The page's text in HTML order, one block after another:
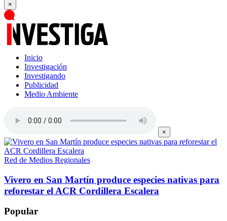
×
Inicio
Investigación
Investigando
Publicidad
Medio Ambiente
×
Red de Medios Regionales
Vivero en San Martín produce especies nativas para
reforestar el ACR Cordillera Escalera
Popular